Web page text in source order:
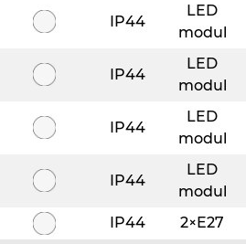
IP44
LED
modul
IP44
LED
modul
IP44
LED
modul
IP44
LED
modul
IP44 2×E27